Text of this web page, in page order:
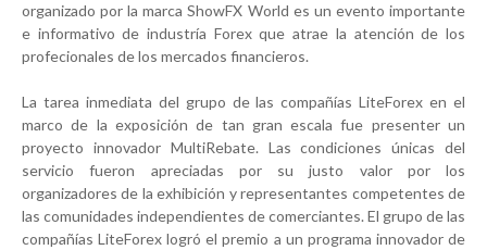
organizado por la marca ShowFX World es un evento importante
e informativo de industría Forex que atrae la atención de los
profecionales de los mercados financieros.
La tarea inmediata del grupo de las compañías LiteForex en el
marco de la exposición de tan gran escala fue presenter un
proyecto innovador MultiRebate. Las condiciones únicas del
servicio fueron apreciadas por su justo valor por los
organizadores de la exhibición y representantes competentes de
las comunidades independientes de comerciantes. El grupo de las
compañías LiteForex logró el premio a un programa innovador de